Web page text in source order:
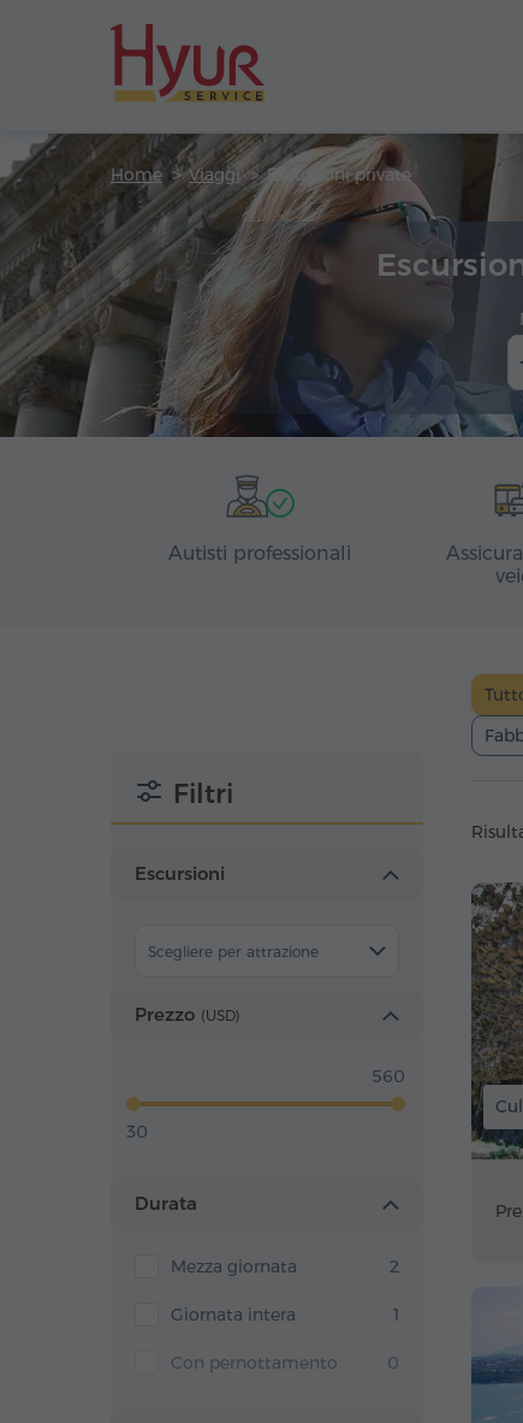
Home Viaggi Escursioni private
Autisti professionali
Filtri
Escursioni
Scegliere per attrazione
Prezzo (USD)
30
560
Durata
Mezza giornata 2
Giornata intera 1
Con pernottamento 0